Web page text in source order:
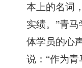
本上的名词
实绩。”青
体学员的心
说：“作为